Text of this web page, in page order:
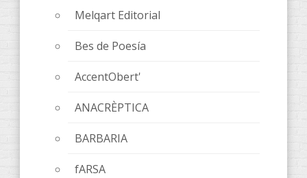
Melqart Editorial
Bes de Poesía
AccentObert'
ANACRÈPTICA
BARBARIA
fARSA